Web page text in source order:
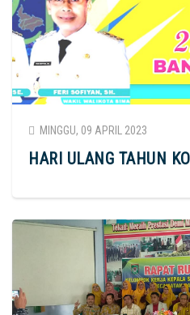
MINGGU, 09 APRIL 2023
HARI ULANG TAHUN